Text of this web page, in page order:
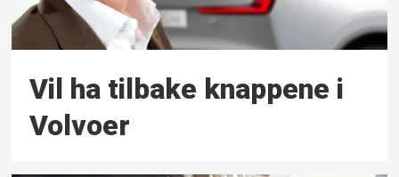
Vil ha tilbake knappene i
Volvoer